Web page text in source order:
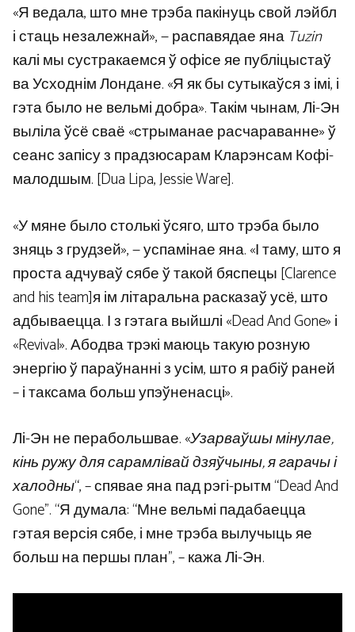
«Я ведала, што мне трэба пакінуць свой лэйбл
і стаць незалежнай», — распавядае яна Tuzin
калі мы сустракаемся ў офісе яе публіцыстаў
ва Усходнім Лондане. «Я як бы сутыкаўся з імі, і
гэта было не вельмі добра». Такім чынам, Лі-Эн
выліла ўсё сваё «стрыманае расчараванне» ў
сеанс запісу з прадзюсарам Кларэнсам Кофі-
малодшым. [Dua Lipa, Jessie Ware].
«У мяне было столькі ўсяго, што трэба было
зняць з грудзей», — успамінае яна. «І таму, што я
проста адчуваў сябе ў такой бяспецы [Clarence
and his team]я ім літаральна расказаў усё, што
адбываецца. І з гэтага выйшлі «Dead And Gone» і
«Revival». Абодва трэкі маюць такую ​​розную
энергію ў параўнанні з усім, што я рабіў раней
– і таксама больш упэўненасці».
Лі-Эн не перабольшвае. «Узарваўшы мінулае,
кінь ружу для сарамлівай дзяўчыны, я гарачы і
халодны“, – спявае яна пад рэгі-рытм “Dead And
Gone”. “Я думала: “Мне вельмі падабаецца
гэтая версія сябе, і мне трэба вылучыць яе
больш на першы план”, – кажа Лі-Эн.